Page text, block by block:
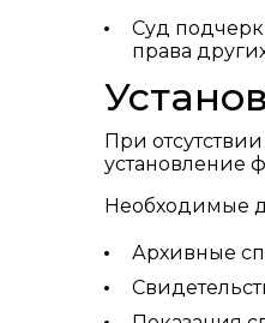
Суд
права
При
установление
Необходимые
Архивные